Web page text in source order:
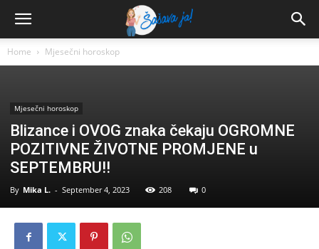
Home Mjesečni horoskop
Mjesečni horoskop
Blizance i OVOG znaka čekaju OGROMNE
POZITIVNE ŽIVOTNE PROMJENE u
SEPTEMBRU!!
By Mika L. - September 4, 2023 208 0